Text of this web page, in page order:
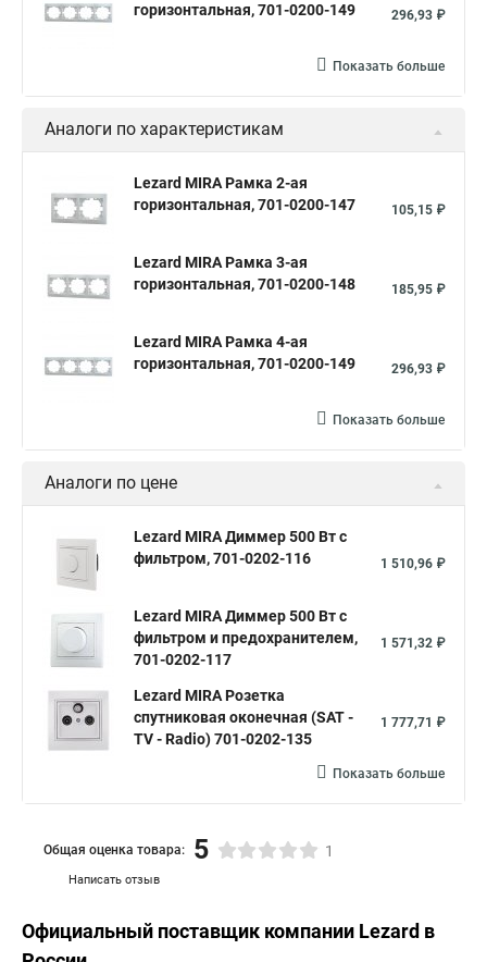
горизонтальная, 701-0200-149
296,93 ₽
Показать больше
Аналоги по характеристикам
Lezard MIRA Рамка 2-ая
горизонтальная, 701-0200-147
105,15 ₽
Lezard MIRA Рамка 3-ая
горизонтальная, 701-0200-148
185,95 ₽
Lezard MIRA Рамка 4-ая
горизонтальная, 701-0200-149
296,93 ₽
Показать больше
Аналоги по цене
Lezard MIRA Диммер 500 Вт с
фильтром, 701-0202-116
1 510,96 ₽
Lezard MIRA Диммер 500 Вт с
фильтром и предохранителем,
701-0202-117
1 571,32 ₽
Lezard MIRA Розетка
спутниковая оконечная (SAT -
TV - Radio) 701-0202-135
1 777,71 ₽
Показать больше
Написать отзыв
Общая оценка товара: 5 1
Официальный поставщик компании Lezard в